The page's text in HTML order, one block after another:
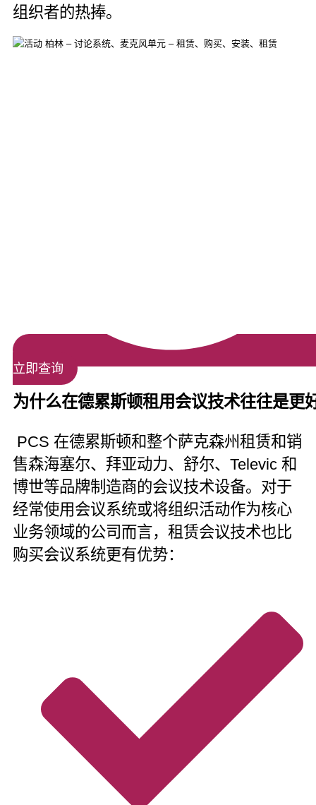
组织者的热捧。
立即查询
为什么在德累斯顿租用会议技术往往是更
PCS 在德累斯顿和整个萨克森州租赁和销
售森海塞尔、拜亚动力、舒尔、Televic 和
博世等品牌制造商的会议技术设备。对于
经常使用会议系统或将组织活动作为核心
业务领域的公司而言，租赁会议技术也比
购买会议系统更有优势：